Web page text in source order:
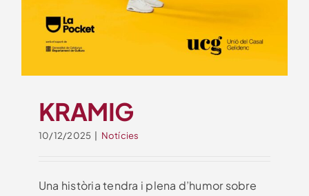
KRAMIG
10/12/2025 Notícies
Una història tendra i plena d’humor sobre